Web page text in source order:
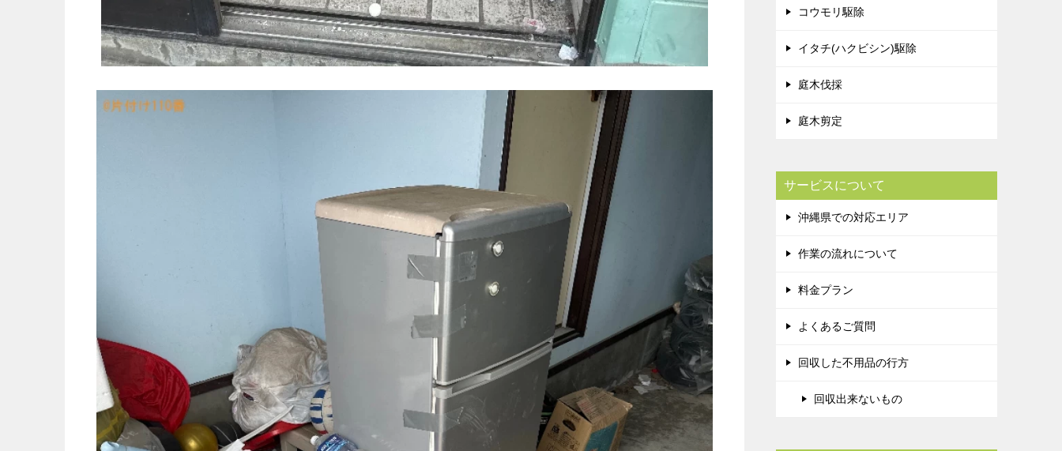
コウモリ駆除
イタチ(ハクビシン)駆除
庭木伐採
庭木剪定
サービスについて
沖縄県での対応エリア
作業の流れについて
料金プラン
よくあるご質問
回収した不用品の行方
回収出来ないもの